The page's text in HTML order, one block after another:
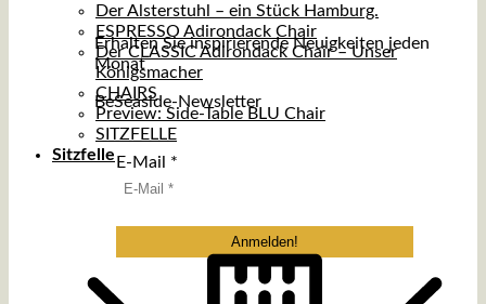
Erhalten Sie inspirierende Neuigkeiten jeden
Monat
BeSeaside-Newsletter
E-Mail *
Der Alsterstuhl – ein Stück Hamburg.
ESPRESSO Adirondack Chair
Der CLASSIC Adirondack Chair – Unser
Königsmacher
CHAIRS
Preview: Side-Table BLU Chair
SITZFELLE
Sitzfelle